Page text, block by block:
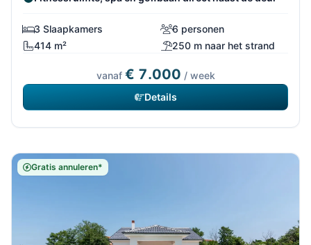
3 Slaapkamers
6 personen
414 m²
250 m naar het strand
vanaf € 7.000 / week
Details
Gratis annuleren*